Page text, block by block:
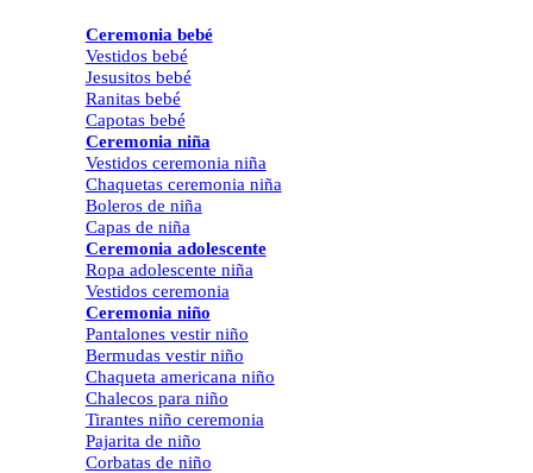
Ceremonia bebé
Vestidos bebé
Jesusitos bebé
Ranitas bebé
Capotas bebé
Ceremonia niña
Vestidos ceremonia niña
Chaquetas ceremonia niña
Boleros de niña
Capas de niña
Ceremonia adolescente
Ropa adolescente niña
Vestidos ceremonia
Ceremonia niño
Pantalones vestir niño
Bermudas vestir niño
Chaqueta americana niño
Chalecos para niño
Tirantes niño ceremonia
Pajarita de niño
Corbatas de niño